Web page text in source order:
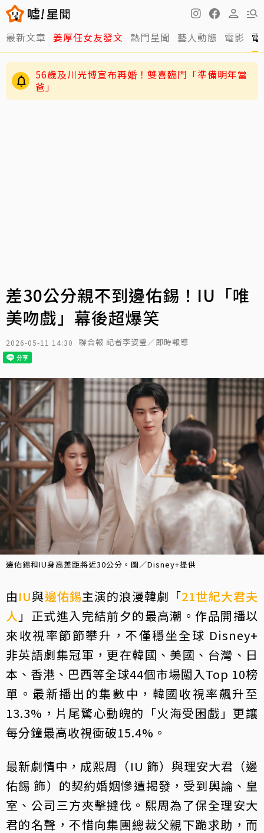
最新文章 姜厚任女友發文 熱門星聞 藝人動態 電影
56歲及川光博宣布再婚！雙喜臨門「準備明年當
爸」
差30公分親不到邊佑錫！IU「唯
美吻戲」幕後超爆笑
2026-05-11 14:30 聯合報 記者李姿瑩／即時報導
邊佑錫和IU身高差距將近30公分。圖／Disney+提供
由IU與邊佑錫主演的浪漫韓劇「21世紀大君夫
人 」正式進入完結前夕的最高潮。作品開播以
來收視率節節攀升，不僅穩坐全球 Disney+
非英語劇集冠軍，更在韓國、美國、台灣、日
本、香港、巴西等全球44個市場闖入Top 10榜
單。最新播出的集數中，韓國收視率飆升至
13.3%，片尾驚心動魄的「火海受困戲」更讓
每分鐘最高收視衝破15.4%。
最新劇情中，成熙周（IU 飾）與理安大君（邊
佑錫 飾）的契約婚姻慘遭揭發，受到輿論、皇
室、公司三方夾擊撻伐。熙周為了保全理安大
君的名聲，不惜向集團總裁父親下跪求助，而